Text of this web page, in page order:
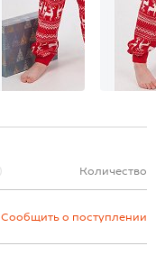
Количество
Сообщить о поступлении